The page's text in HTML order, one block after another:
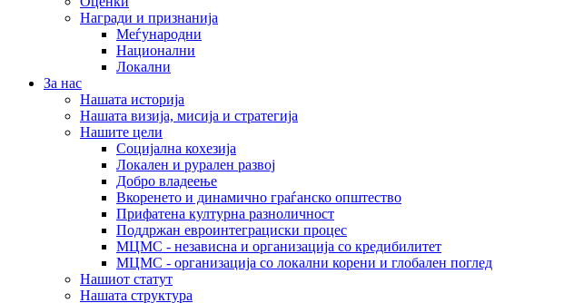
Награди и признанија
Меѓународни
Национални
Локални
За нас
Нашата историја
Нашата визија, мисија и стратегија
Нашите цели
Социјална кохезија
Локален и рурален развој
Добро владеење
Вкоренето и динамично граѓанско општество
Прифатена културна разноличност
Поддржан евроинтеграциски процес
МЦМС - независна и организација со кредибилитет
МЦМС - организација со локални корени и глобален поглед
Нашиот статут
Нашата структура